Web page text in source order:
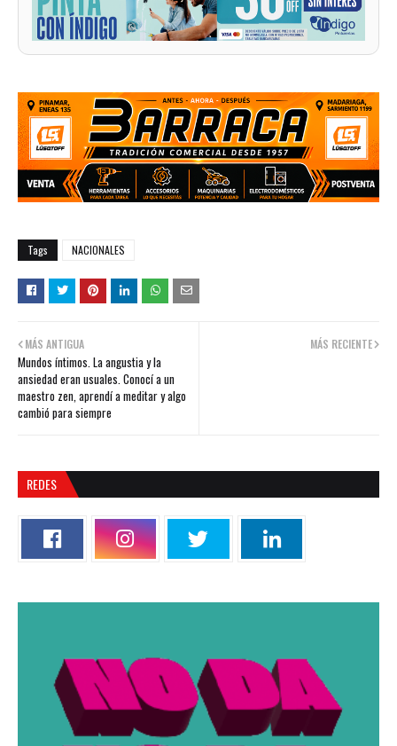
Tags NACIONALES
MÁS RECIENTE
MÁS ANTIGUA
Mundos íntimos. La angustia y la
ansiedad eran usuales. Conocí a un
maestro zen, aprendí a meditar y algo
cambió para siempre
REDES